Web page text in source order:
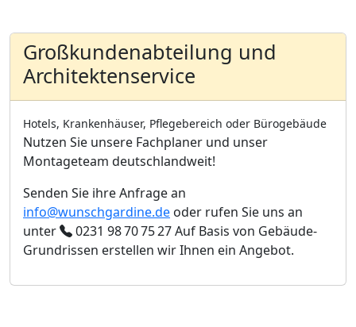
Großkundenabteilung und
Architektenservice
Hotels, Krankenhäuser, Pflegebereich oder Bürogebäude
Nutzen Sie unsere Fachplaner und unser
Montageteam deutschlandweit!
Senden Sie ihre Anfrage an
info@wunschgardine.de oder rufen Sie uns an
unter
0231 98 70 75 27Auf Basis von Gebäude-
Grundrissen erstellen wir Ihnen ein Angebot.